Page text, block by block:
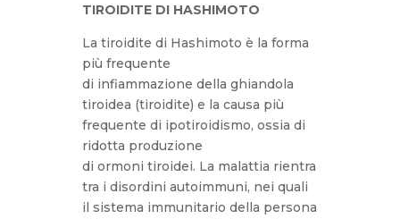
TIROIDITE DI HASHIMOTO
La tiroidite di Hashimoto è la forma
più frequente
di infiammazione della ghiandola
tiroidea (tiroidite) e la causa più
frequente di ipotiroidismo, ossia di
ridotta produzione
diormoni tiroidei. La malattia rientra
tra idisordini autoimmuni, nei quali
ilsistema immunitario della persona